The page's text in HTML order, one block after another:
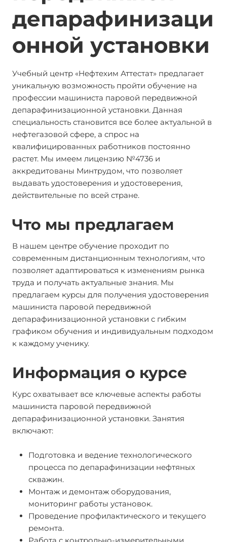
депарафинизаци
онной установки
Учебный центр «Нефтехим Аттестат» предлагает
уникальную возможность пройти обучение на
профессии машиниста паровой передвижной
депарафинизационной установки. Данная
специальность становится все более актуальной в
нефтегазовой сфере, а спрос на
квалифицированных работников постоянно
растет. Мы имеем лицензию №4736 и
аккредитованы Минтрудом, что позволяет
выдавать удостоверения и удостоверения,
действительные по всей стране.
Что мы предлагаем
В нашем центре обучение проходит по
современным дистанционным технологиям, что
позволяет адаптироваться к изменениям рынка
труда и получать актуальные знания. Мы
предлагаем курсы для получения удостоверения
машиниста паровой передвижной
депарафинизационной установки с гибким
графиком обучения и индивидуальным подходом
к каждому ученику.
Информация о курсе
Курс охватывает все ключевые аспекты работы
машиниста паровой передвижной
депарафинизационной установки. Занятия
включают:
Подготовка и ведение технологического
процесса по депарафинизации нефтяных
скважин.
Монтаж и демонтаж оборудования,
мониторинг работы установок.
Проведение профилактического и текущего
ремонта.